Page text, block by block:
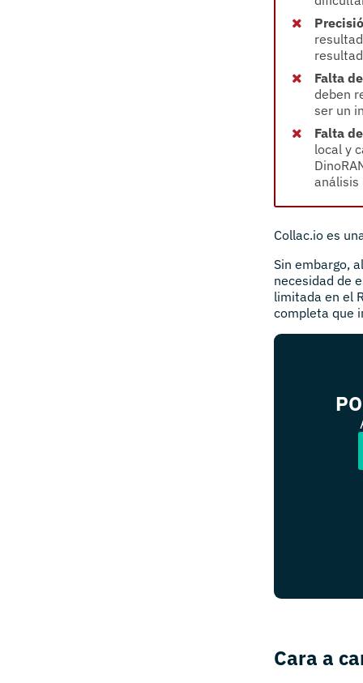
Falta
deben
ser un
Falta
local y
análisis
Collac.io es
Sin embargo,
necesidad de
limitada en el
completa que
Cara a